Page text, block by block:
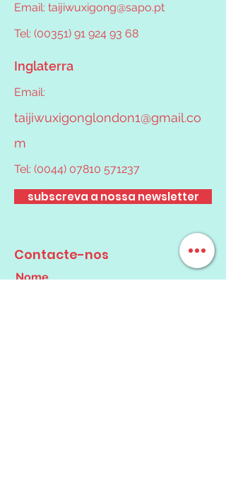
Email: taijiwuxigong@sapo.pt
Tel: (00351) 91 924 93 68
Inglaterra
Email:
taijiwuxigonglondon1@gmail.co
m
Tel: (0044) 07810 571237
subscreva a nossa newsletter
Contacte-nos
Nome